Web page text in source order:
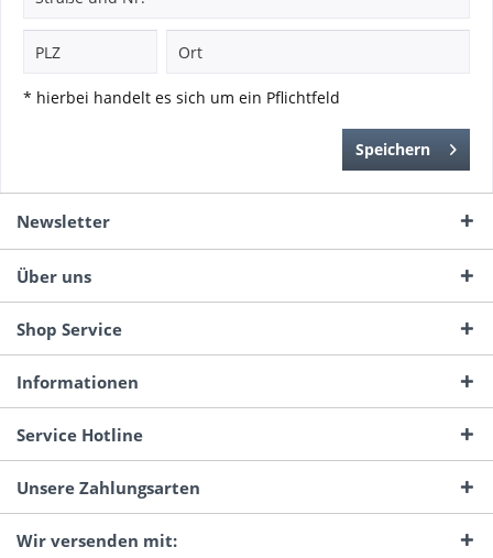
* hierbei handelt es sich um ein Pflichtfeld
Speichern
Newsletter
Über uns
Shop Service
Informationen
Service Hotline
Unsere Zahlungsarten
Wir versenden mit: